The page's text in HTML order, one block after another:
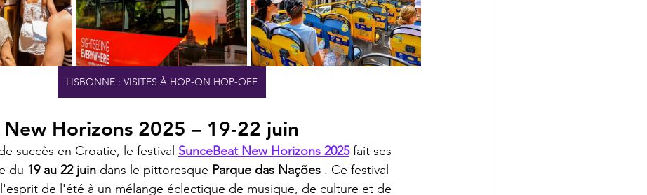
LISBONNE : VISITES À HOP-ON HOP-OFF
New Horizons 2025 – 19-22 juin
succès en Croatie, le festival SunceBeat New Horizons 2025 fait ses
du 19 au 22 juin dans le pittoresque Parque das Nações . Ce festival
de l'été à un mélange éclectique de musique, de culture et de